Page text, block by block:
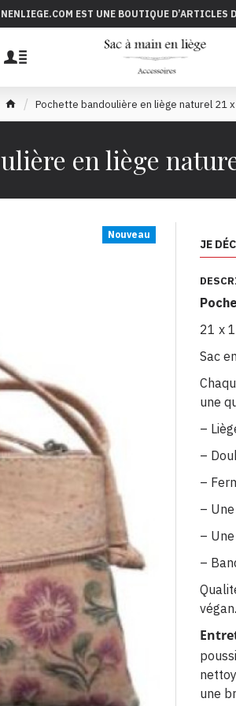
EST UNE BOUTIQUE D’ARTICLES
Pochette bandoulière en liège naturel 21
en liège
Nouveau
JE
21 x
Sac
une
–
–
–
–
–
–
végan.
une